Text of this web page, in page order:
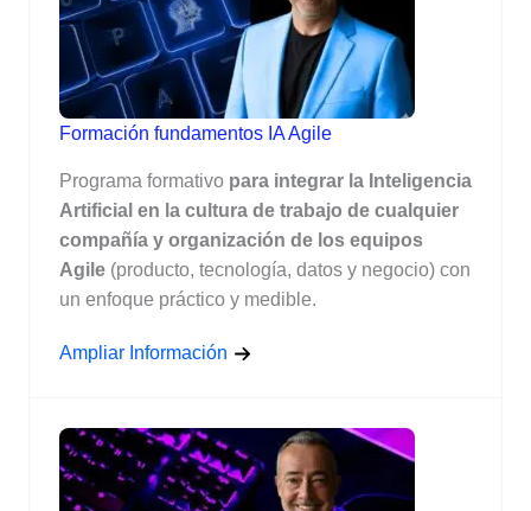
Formación fundamentos IA Agile
Programa formativo para integrar la Inteligencia
Artificial en la cultura de trabajo de cualquier
compañía y organización de los equipos
Agile (producto, tecnología, datos y negocio) con
un enfoque práctico y medible.
Ampliar Información